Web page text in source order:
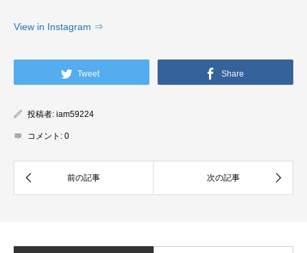
View in Instagram ⇒
Tweet Share
投稿者: iam59224
コメント: 0